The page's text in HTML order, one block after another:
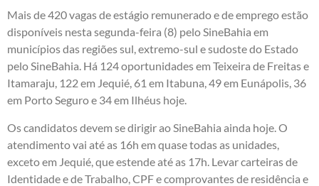
Mais de 420 vagas de estágio remunerado e de emprego estão
disponíveis nesta segunda-feira (8) pelo SineBahia em
municípios das regiões sul, extremo-sul e sudoste do Estado
pelo SineBahia. Há 124 oportunidades em Teixeira de Freitas e
Itamaraju, 122 em Jequié, 61 em Itabuna, 49 em Eunápolis, 36
em Porto Seguro e 34 em Ilhéus hoje.
Os candidatos devem se dirigir ao SineBahia ainda hoje. O
atendimento vai até as 16h em quase todas as unidades,
exceto em Jequié, que estende até as 17h. Levar carteiras de
Identidade e de Trabalho, CPF e comprovantes de residência e